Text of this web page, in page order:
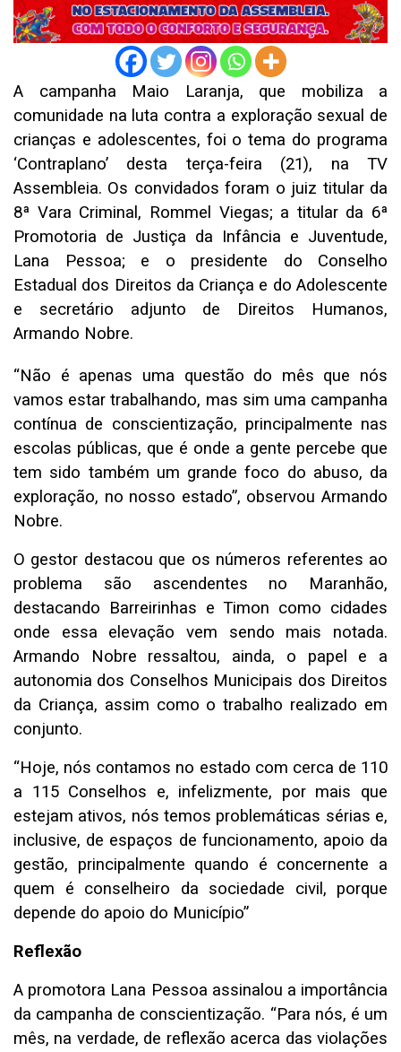
A campanha Maio Laranja, que mobiliza a
comunidade na luta contra a exploração sexual de
crianças e adolescentes, foi o tema do programa
‘Contraplano’ desta terça-feira (21), na TV
Assembleia. Os convidados foram o juiz titular da
8ª Vara Criminal, Rommel Viegas; a titular da 6ª
Promotoria de Justiça da Infância e Juventude,
Lana Pessoa; e o presidente do Conselho
Estadual dos Direitos da Criança e do Adolescente
e secretário adjunto de Direitos Humanos,
Armando Nobre.
“Não é apenas uma questão do mês que nós
vamos estar trabalhando, mas sim uma campanha
contínua de conscientização, principalmente nas
escolas públicas, que é onde a gente percebe que
tem sido também um grande foco do abuso, da
exploração, no nosso estado”, observou Armando
Nobre.
O gestor destacou que os números referentes ao
problema são ascendentes no Maranhão,
destacando Barreirinhas e Timon como cidades
onde essa elevação vem sendo mais notada.
Armando Nobre ressaltou, ainda, o papel e a
autonomia dos Conselhos Municipais dos Direitos
da Criança, assim como o trabalho realizado em
conjunto.
“Hoje, nós contamos no estado com cerca de 110
a 115 Conselhos e, infelizmente, por mais que
estejam ativos, nós temos problemáticas sérias e,
inclusive, de espaços de funcionamento, apoio da
gestão, principalmente quando é concernente a
quem é conselheiro da sociedade civil, porque
depende do apoio do Município”
Reflexão
A promotora Lana Pessoa assinalou a importância
da campanha de conscientização. “Para nós, é um
mês, na verdade, de reflexão acerca das violações